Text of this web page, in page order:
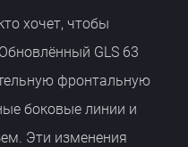
хочет, чтобы
GLS 63
фронтальную
боковые линии и
Эти изменения